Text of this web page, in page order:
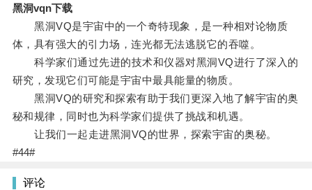
黑洞vqn下载
黑洞VQ是宇宙中的一个奇特现象，是一种相对论物质
体，具有强大的引力场，连光都无法逃脱它的吞噬。
科学家们通过先进的技术和仪器对黑洞VQ进行了深入的
研究，发现它们可能是宇宙中最具能量的物质。
黑洞VQ的研究和探索有助于我们更深入地了解宇宙的奥
秘和规律，同时也为科学家们提供了挑战和机遇。
让我们一起走进黑洞VQ的世界，探索宇宙的奥秘。
#44#
评论